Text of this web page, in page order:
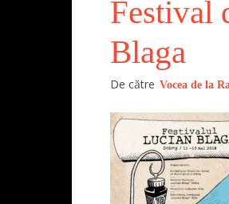
Festival
Blaga
De către Vocea de la